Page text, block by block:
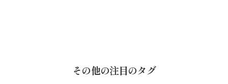
その他の注目のタグ